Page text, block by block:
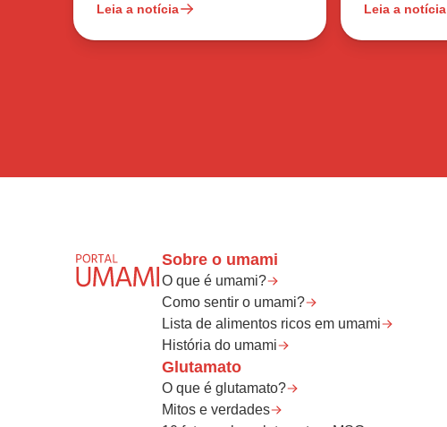
Leia a notícia Leia a notícia
Sobre o umami
O que é umami?
Como sentir o umami?
Lista de alimentos ricos em umami
História do umami
Glutamato
O que é glutamato?
Mitos e verdades